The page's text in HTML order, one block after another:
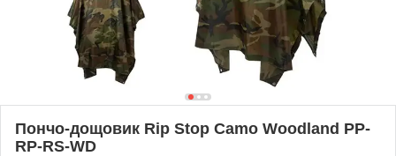
Пончо-дощовик Rip Stop Camo Woodland PP-
RP-RS-WD